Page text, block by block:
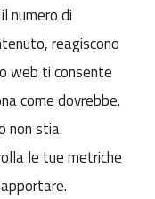
numero di
reagiscono
web ti consente
come dovrebbe.
non stia
le tue metriche